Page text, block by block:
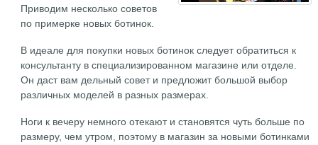
Приводим несколько советов
по примерке новых ботинок.
В идеале для покупки новых ботинок следует обратиться к
консультанту в специализированном магазине или отделе.
Он даст вам дельный совет и предложит большой выбор
различных моделей в разных размерах.
Ноги к вечеру немного отекают и становятся чуть больше по
размеру, чем утром, поэтому в магазин за новыми ботинками